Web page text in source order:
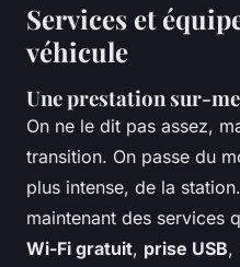
Services et
véhicule
Une prestation sur-
On ne le dit pas assez,
transition. On passe du
plus intense, de la
maintenant des services
Wi-Fi gratuit, prise USB,